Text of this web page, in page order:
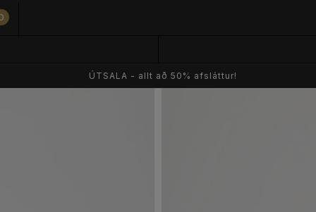
ÚTSALA - allt að 50% afsláttur!